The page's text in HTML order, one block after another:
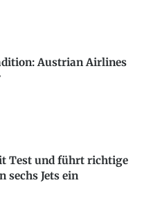
Austrian Airlines
Test und führt richtige
sechs Jets ein